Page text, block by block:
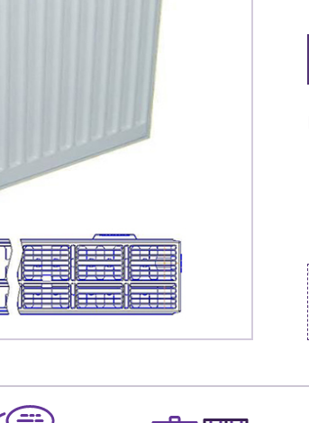
организациям
Услуги
Сервис и обслуживание инженерных
Доставка
Новости
Блог